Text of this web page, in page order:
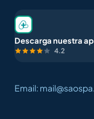
Descarga nuestra
4.2
Email: